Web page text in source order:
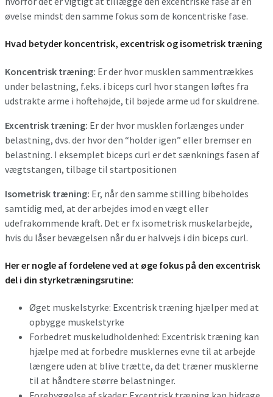
øvelse mindst den samme fokus som de koncentriske fase.
Hvad betyder koncentrisk, excentrisk og isometrisk træning
Koncentrisk træning: Er der hvor musklen sammentrækkes
under belastning, f.eks. i biceps curl hvor stangen løftes fra
udstrakte arme i hoftehøjde, til bøjede arme ud for skuldrene.
Excentrisk træning: Er der hvor musklen forlænges under
belastning, dvs. der hvor den “holder igen” eller bremser en
belastning. I eksemplet biceps curl er det sænknings fasen af
vægtstangen, tilbage til startpositionen
Isometrisk træning: Er, når den samme stilling bibeholdes
samtidig med, at der arbejdes imod en vægt eller
udefrakommende kraft. Det er fx isometrisk muskelarbejde,
hvis du låser bevægelsen når du er halvvejs i din biceps curl.
Her er nogle af fordelene ved at øge fokus på den excentrisk
del i din styrketræningsrutine:
Øget muskelstyrke: Excentrisk træning hjælper med at
opbygge muskelstyrke
Forbedret muskeludholdenhed: Excentrisk træning kan
hjælpe med at forbedre musklernes evne til at arbejde
længere uden at blive trætte, da det træner musklerne
til at håndtere større belastninger.